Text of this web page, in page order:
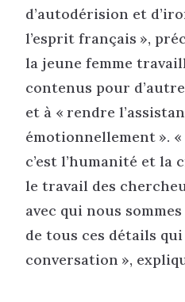
d’autodérision et
l’esprit français »,
la jeune femme
contenus pour
et à « rendre
émotionnellement ».
c’est l’humanité et la
le travail des
avec qui nous
de tous ces détails
conversation »,